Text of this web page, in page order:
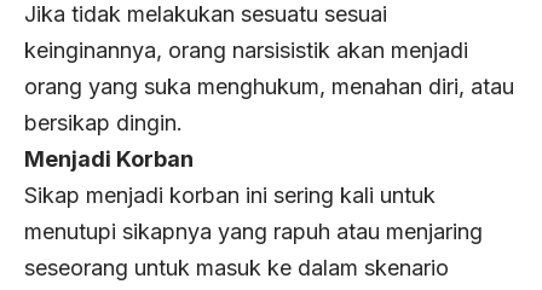
Jika tidak melakukan sesuatu sesuai
keinginannya, orang narsisistik akan menjadi
orang yang suka menghukum, menahan diri, atau
bersikap dingin.
Menjadi Korban
Sikap menjadi korban ini sering kali untuk
menutupi sikapnya yang rapuh atau menjaring
seseorang untuk masuk ke dalam skenario